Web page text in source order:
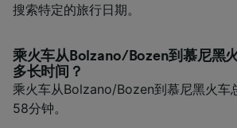
搜索特定的旅行日期。
乘火车从Bolzano/Bozen到慕尼黑
多长时间？
乘火车从Bolzano/Bozen到慕尼黑火车
58分钟。